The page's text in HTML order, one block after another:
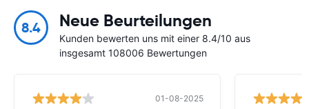
8.4 Neue Beurteilungen
Kunden bewerten uns mit einer 8.4/10 aus
insgesamt 108006 Bewertungen
01-08-2025